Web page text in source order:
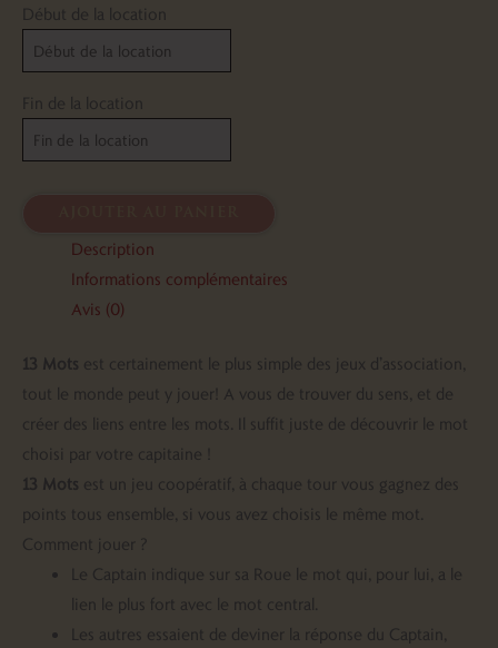
Début de la location
Fin de la location
Description
Informations complémentaires
Avis (0)
13 Mots est certainement le plus simple des jeux d’association,
tout le monde peut y jouer! A vous de trouver du sens, et de
créer des liens entre les mots. Il suffit juste de découvrir le mot
choisi par votre capitaine !
13 Mots est un jeu coopératif, à chaque tour vous gagnez des
points tous ensemble, si vous avez choisis le même mot.
Comment jouer ?
Le Captain indique sur sa Roue le mot qui, pour lui, a le
lien le plus fort avec le mot central.
Les autres essaient de deviner la réponse du Captain,